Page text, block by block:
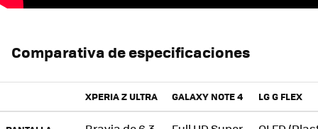
Comparativa de especificaciones
XPERIA Z ULTRA GALAXY NOTE 4 LG G FLEX